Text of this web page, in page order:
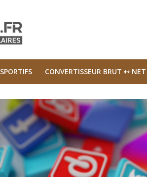
SPORTIFS CONVERTISSEUR BRUT ⇿ NET